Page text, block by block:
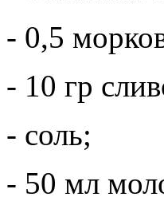
- 0,5
- 10 гр
- соль;
- 50 мл